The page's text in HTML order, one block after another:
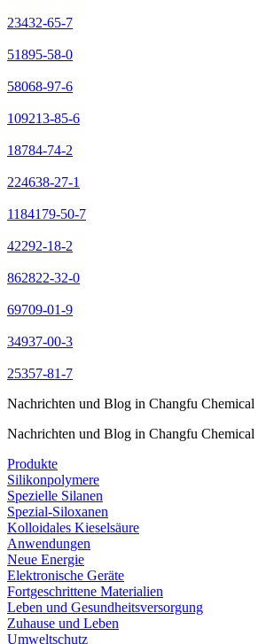
23432-65-7
51895-58-0
58068-97-6
109213-85-6
18784-74-2
224638-27-1
1184179-50-7
42292-18-2
862822-32-0
69709-01-9
34937-00-3
25357-81-7
Nachrichten und Blog in Changfu Chemical
Nachrichten und Blog in Changfu Chemical
Produkte
Silikonpolymere
Spezielle Silanen
Spezial-Siloxanen
Kolloidales Kieselsäure
Anwendungen
Neue Energie
Elektronische Geräte
Fortgeschrittene Materialien
Leben und Gesundheitsversorgung
Zuhause und Leben
Umweltschutz